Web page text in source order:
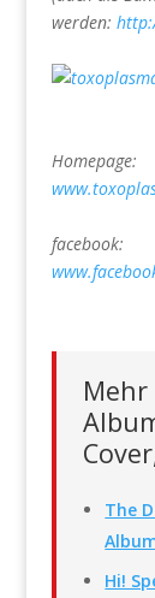
werden:
Homepage:
facebook:
Mehr
The
Hi!